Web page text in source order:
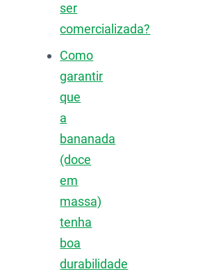
ser
comercializada?
Como
garantir
que
a
bananada
(doce
em
massa)
tenha
boa
durabilidade